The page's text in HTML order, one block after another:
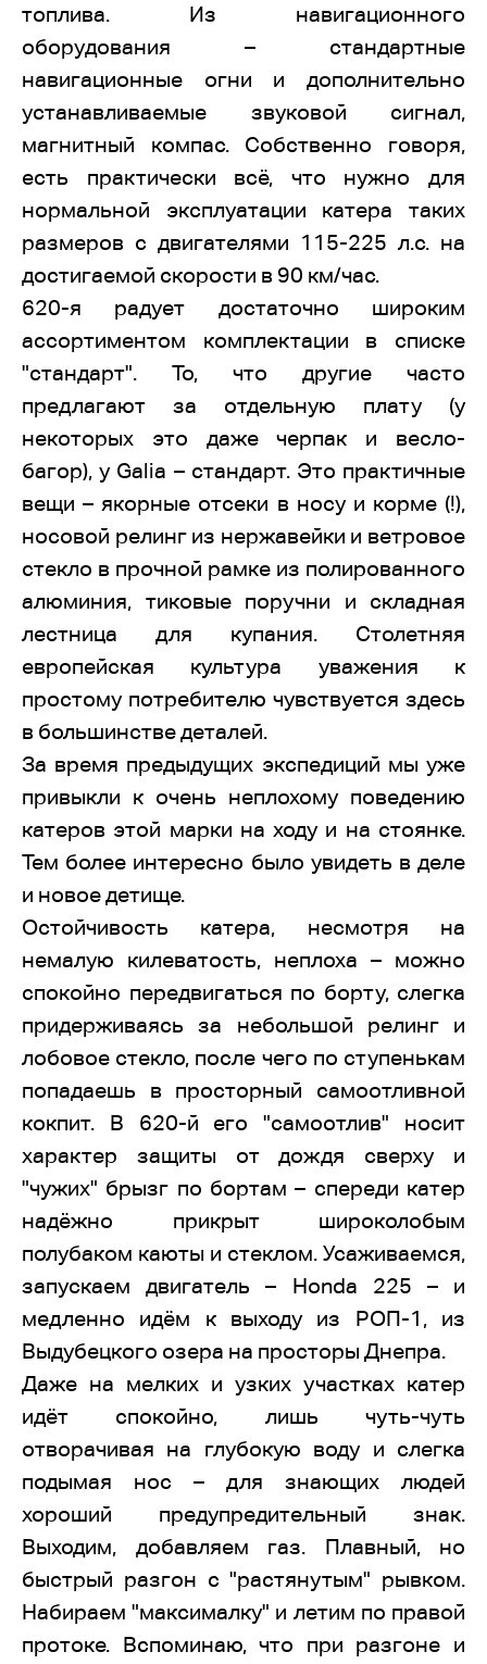
топлива. Из навигационного
оборудования – стандартные
навигационные огни и дополнительно
устанавливаемые звуковой сигнал,
магнитный компас. Собственно говоря,
есть практически всё, что нужно для
нормальной эксплуатации катера таких
размеров с двигателями 115-225 л.с. на
достигаемой скорости в 90 км/час.
620-я радует достаточно широким
ассортиментом комплектации в списке
"стандарт". То, что другие часто
предлагают за отдельную плату (у
некоторых это даже черпак и весло-
багор), у Galia – стандарт. Это практичные
вещи – якорные отсеки в носу и корме (!),
носовой релинг из нержавейки и ветровое
стекло в прочной рамке из полированного
алюминия, тиковые поручни и складная
лестница для купания. Столетняя
европейская культура уважения к
простому потребителю чувствуется здесь
в большинстве деталей.
За время предыдущих экспедиций мы уже
привыкли к очень неплохому поведению
катеров этой марки на ходу и на стоянке.
Тем более интересно было увидеть в деле
и новое детище.
Остойчивость катера, несмотря на
немалую килеватость, неплоха – можно
спокойно передвигаться по борту, слегка
придерживаясь за небольшой релинг и
лобовое стекло, после чего по ступенькам
попадаешь в просторный самоотливной
кокпит. В 620-й его "самоотлив" носит
характер защиты от дождя сверху и
"чужих" брызг по бортам – спереди катер
надёжно прикрыт широколобым
полубаком каюты и стеклом. Усаживаемся,
запускаем двигатель – Honda 225 – и
медленно идём к выходу из РОП-1, из
Выдубецкого озера на просторы Днепра.
Даже на мелких и узких участках катер
идёт спокойно, лишь чуть-чуть
отворачивая на глубокую воду и слегка
подымая нос – для знающих людей
хороший предупредительный знак.
Выходим, добавляем газ. Плавный, но
быстрый разгон с "растянутым" рывком.
Набираем "максималку" и летим по правой
протоке. Вспоминаю, что при разгоне и